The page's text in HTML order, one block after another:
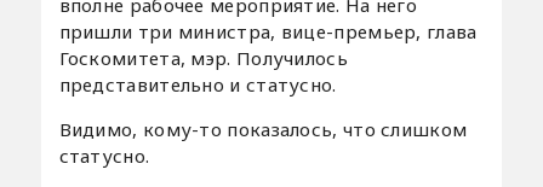
вполне рабочее мероприятие. На него
пришли три министра, вице-премьер, глава
Госкомитета, мэр. Получилось
представительно и статусно.
Видимо, кому-то показалось, что слишком
статусно.